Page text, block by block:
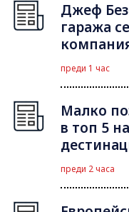
Джеф
гаража
преди 1 час
Малко
в топ 5
преди 2 часа